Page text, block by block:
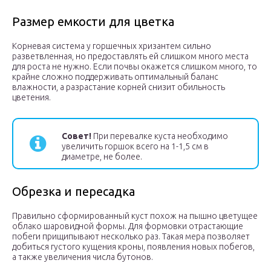
Размер емкости для цветка
Корневая система у горшечных хризантем сильно
разветвленная, но предоставлять ей слишком много места
для роста не нужно. Если почвы окажется слишком много, то
крайне сложно поддерживать оптимальный баланс
влажности, а разрастание корней снизит обильность
цветения.
Совет! При перевалке куста необходимо
увеличить горшок всего на 1-1,5 см в
диаметре, не более.
Обрезка и пересадка
Правильно сформированный куст похож на пышно цветущее
облако шаровидной формы. Для формовки отрастающие
побеги прищипывают несколько раз. Такая мера позволяет
добиться густого кущения кроны, появления новых побегов,
а также увеличения числа бутонов.